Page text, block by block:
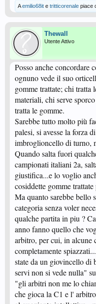
Aemilio68it e tritticorenale piace
Thewall
Utente Attivo
Posso anche concordare
ognuno vede il suo
gomme trattate; chi tratta
materiali, chi serve
tratta le gomme.
Sarebbe tutto molto più
palesi, si avesse la forza
imbroglioncello di turno,
Quando salta fuori
campionati italiani 2a,
giustifica...e lo voglio
cosiddette gomme
Ma quanto sarebbe bello
categoria senza voler
qualche partita in piu ?
anno fanno quello che
arbitro, per cui, in alcune
completamente
state da un giovincello di
servi non si vede nulla"
"gli arbitri non me lo
che gioca la C1 e l'